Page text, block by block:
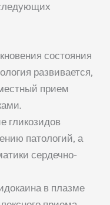
состояния
развивается,
прием
гликозидов
патологий, а
сердечно-
в плазме